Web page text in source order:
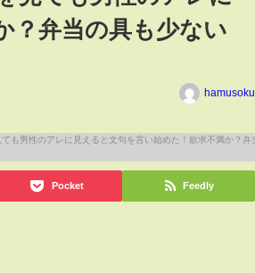
？弁当の具も少ない
hamusoku
Pocket Feedly